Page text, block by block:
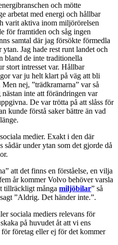
och mötte
arbetat med energi och hållbar
varit aktiva inom miljörörelsen
för framtiden och såg ingen
samtal där jag försökte förmedla
Jag hade rest runt landet och
bland de inte traditionella
stort intresset var. Hållbar
var ju helt klart på väg att bli
Men nej, ”trädkramarna” var så
inte att förändringen var
De var trötta på att slåss för
kunde förstå saker bättre än vad
medier. Exakt i den där
under ytan som det gjorde då
att det finns en förståelse, en vilja
år kommer Volvo behöver varsla
tillräckligt många miljöbilar” så
”Aldrig. Det händer inte.”.
sociala mediers relevans för
på huvudet åt att vi ens
företag eller ej för det kommer